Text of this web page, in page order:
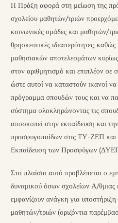
Η Πράξη αφορά στη μείωση της
σχολείου μαθητών/τριών
κοινωνικές ομάδες και μαθητών/
θρησκευτικές ιδιαιτερότητες,
μαθησιακών αποτελεσμάτων
στον αριθμητισμό και επιπλέον σε
ώστε αυτοί να καταστούν ικανοί
πρόγραμμα σπουδών τους και να
σύστημα ολοκληρώνοντας τις
αποσκοπεί στην εκπαίδευση και
προσφυγοπαίδων στις ΤΥ-ΖΕΠ και
Εκπαίδευση των Προσφύγων
Στο πλαίσιο αυτό προβλέπεται ο
δυναμικού όσων σχολείων Α/θμιας
εμφανίζουν ανάγκη για
μαθητών/τριών (οριζόντια